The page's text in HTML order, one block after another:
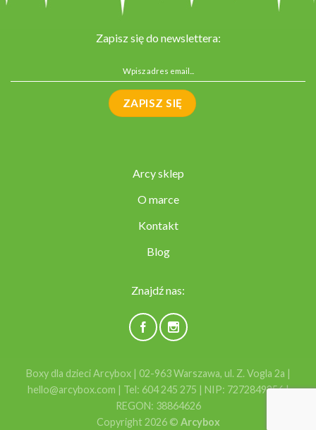
Zapisz się do newslettera:
Arcy sklep
O marce
Kontakt
Blog
Znajdź nas:
Boxy dla dzieci Arcybox | 02-963 Warszawa, ul. Z. Vogla 2a |
hello@arcybox.com | Tel: 604 245 275 | NIP: 7272849256 |
REGON: 38864626
Copyright 2026 © Arcybox